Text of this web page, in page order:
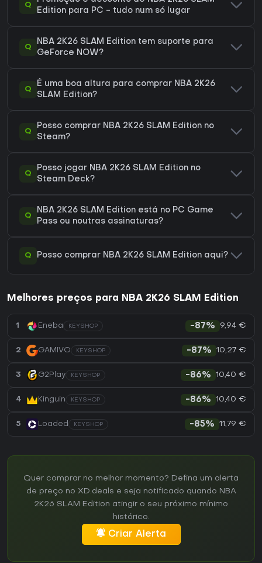
Q
Edition para PC - tudo num só lugar
Q
NBA 2K26 SLAM Edition tem suporte para
GeForce NOW?
Q
É uma boa altura para comprar NBA 2K26
SLAM Edition?
Q
Posso comprar NBA 2K26 SLAM Edition no
Steam?
Q
Posso jogar NBA 2K26 SLAM Edition no
Steam Deck?
Q
NBA 2K26 SLAM Edition está no PC Game
Pass ou noutras assinaturas?
Q Posso comprar NBA 2K26 SLAM Edition aqui?
Melhores preços para NBA 2K26 SLAM Edition
1 Eneba KEYSHOP -87% 9,94 €
2 GAMIVO KEYSHOP -87% 10,27 €
3 G2Play KEYSHOP -86% 10,40 €
4 Kinguin KEYSHOP -86% 10,40 €
5 Loaded KEYSHOP -85% 11,79 €
Quer comprar no melhor momento? Defina um alerta
de preço no XD.deals e seja notificado quando NBA
2K26 SLAM Edition atingir o seu próximo mínimo
histórico.
Criar Alerta